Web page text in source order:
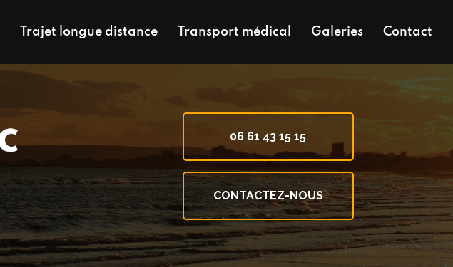
Trajet longue distance Transport médical Galeries Contact
06 61 43 15 15
CONTACTEZ-NOUS